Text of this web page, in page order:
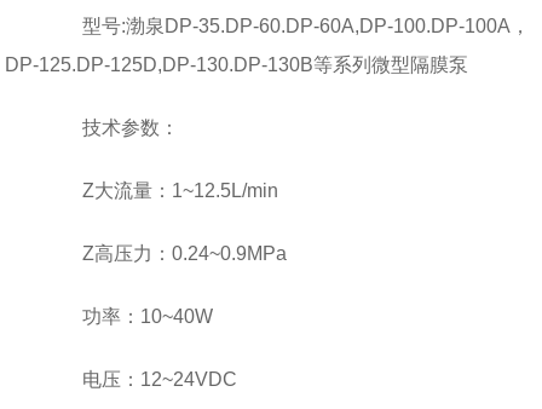
型号:渤泉DP-35.DP-60.DP-60A,DP-100.DP-100A，
DP-125.DP-125D,DP-130.DP-130B等系列微型隔膜泵
技术参数：
Z大流量：1~12.5L/min
Z高压力：0.24~0.9MPa
功率：10~40W
电压：12~24VDC